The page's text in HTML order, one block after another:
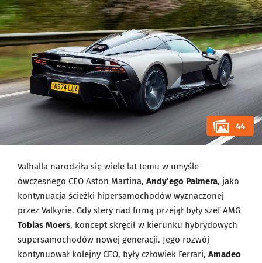
44
Valhalla narodziła się wiele lat temu w umyśle
ówczesnego CEO Aston Martina, Andy’ego Palmera, jako
kontynuacja ścieżki hipersamochodów wyznaczonej
przez Valkyrie. Gdy stery nad firmą przejął były szef AMG
Tobias Moers, koncept skręcił w kierunku hybrydowych
supersamochodów nowej generacji. Jego rozwój
kontynuował kolejny CEO, były człowiek Ferrari, Amadeo